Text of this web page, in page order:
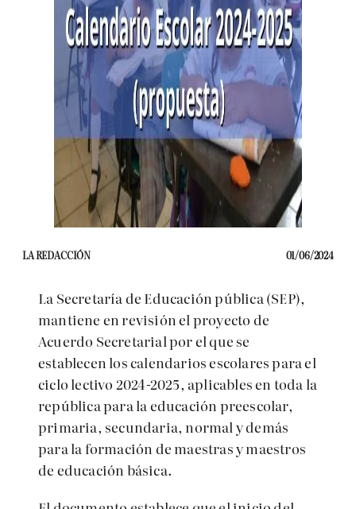
LA REDACCIÓN 01/06/2024
La Secretaría de Educación pública (SEP),
mantiene en revisión el proyecto de
Acuerdo Secretarial por el que se
establecen los calendarios escolares para el
ciclo lectivo 2024-2025, aplicables en toda la
república para la educación preescolar,
primaria, secundaria, normal y demás
para la formación de maestras y maestros
de educación básica.